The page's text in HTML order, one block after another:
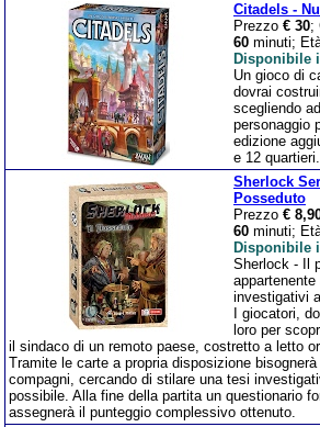
Citadels -
Prezzo € 30;
60 minuti;
Disponibile
Un gioco di
dovrai
scegliendo
personaggio
edizione
e 12 quartieri.
Sherlock
Posseduto
Prezzo €
60 minuti;
Disponibile
Sherlock - Il
investigativi
I giocatori,
loro per
il sindaco di un remoto paese, costretto a letto
Tramite le carte a propria disposizione
compagni, cercando di stilare una tesi
possibile. Alla fine della partita un questionario
assegnerà il punteggio complessivo ottenuto.